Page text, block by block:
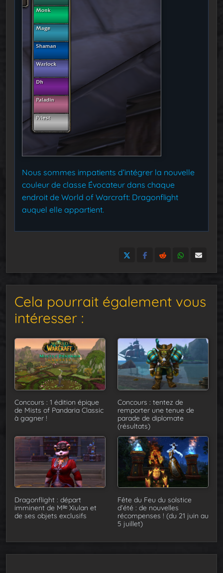
Nous sommes impatients d’intégrer la nouvelle
couleur de classe Évocateur dans chaque
endroit de World of Warcraft: Dragonflight
auquel elle appartient.
Cela pourrait également vous
intéresser :
Concours : 1 édition épique
de Mists of Pandaria Classic
à gagner !
Concours : tentez de
remporter une tenue de
parade de diplomate
(résultats)
Dragonflight : départ
imminent de Mˡˡᵉ Xiulan et
de ses objets exclusifs
Fête du Feu du solstice
d’été : de nouvelles
récompenses ! (du 21 juin au
5 juillet)